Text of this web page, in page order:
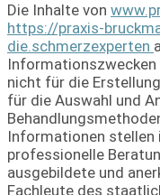
Die Inhalte von
https://praxis-
die.schmerzexperten
Informationszwecken
nicht für die
für die Auswahl und
Informationen stellen
professionelle
ausgebildete und
Fachleute des